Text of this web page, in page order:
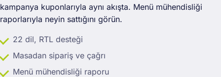
kampanya kuponlarıyla aynı akışta. Menü mühendisliği
raporlarıyla neyin sattığını görün.
22 dil, RTL desteği
Masadan sipariş ve çağrı
Menü mühendisliği raporu